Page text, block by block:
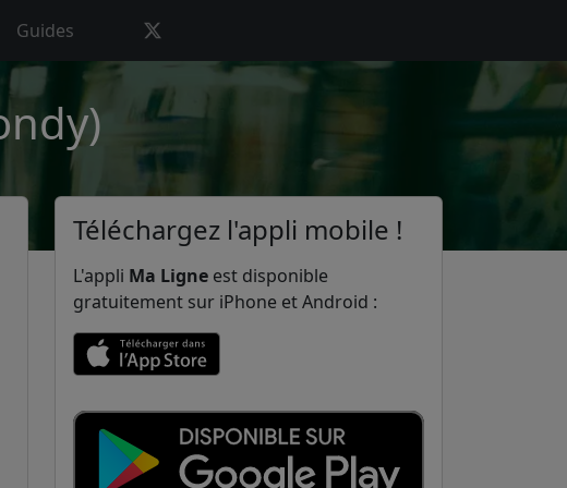
Guides
Téléchargez l'appli mobile !
L'appli Ma Ligne est disponible
gratuitement sur iPhone et Android :